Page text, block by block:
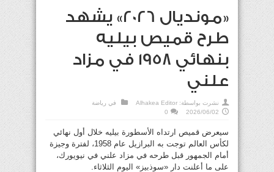
«مونديال 2026» يشهد
طرح قميص بيليه
بنهائي 1958 في مزاد
علني
نشرت بواسطة: Alhakea Editor في رياضة
2026/06/02
0
سيعرض قميص ارتداه الأسطورة بيليه خلال أول نهائي
لكأس العالم توجت به البرازيل عام 1958، لفترة وجيزة
أمام الجمهور قبل طرحه في مزاد علني في نيويورك،
على ما أعلنت دار «سوذبيز» اليوم الثلاثاء.